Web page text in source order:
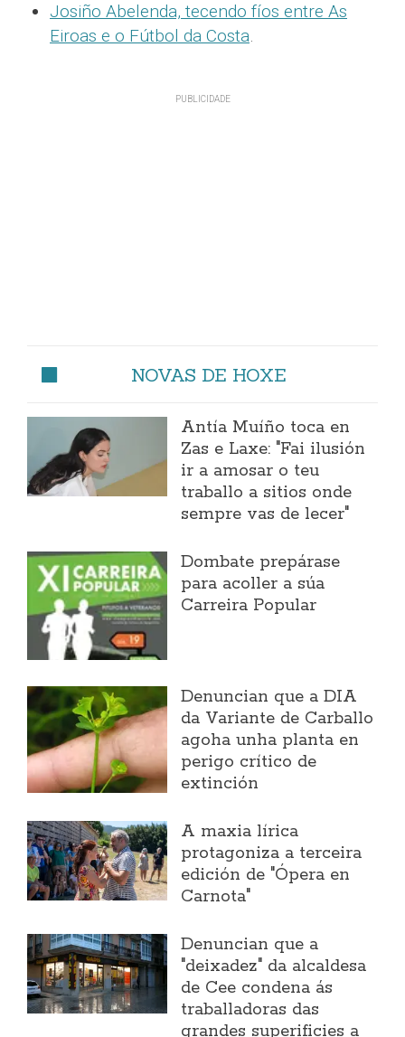
Josiño Abelenda, tecendo fíos entre As
Eiroas e o Fútbol da Costa.
NOVAS DE HOXE
Antía Muíño toca en
Zas e Laxe: "Fai ilusión
ir a amosar o teu
traballo a sitios onde
sempre vas de lecer"
Dombate prepárase
para acoller a súa
Carreira Popular
Denuncian que a DIA
da Variante de Carballo
agoha unha planta en
perigo crítico de
extinción
A maxia lírica
protagoniza a terceira
edición de "Ópera en
Carnota"
Denuncian que a
"deixadez" da alcaldesa
de Cee condena ás
traballadoras das
grandes superificies a